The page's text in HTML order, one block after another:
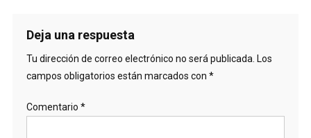
Deja una respuesta
Tu dirección de correo electrónico no será publicada. Los
campos obligatorios están marcados con *
Comentario *